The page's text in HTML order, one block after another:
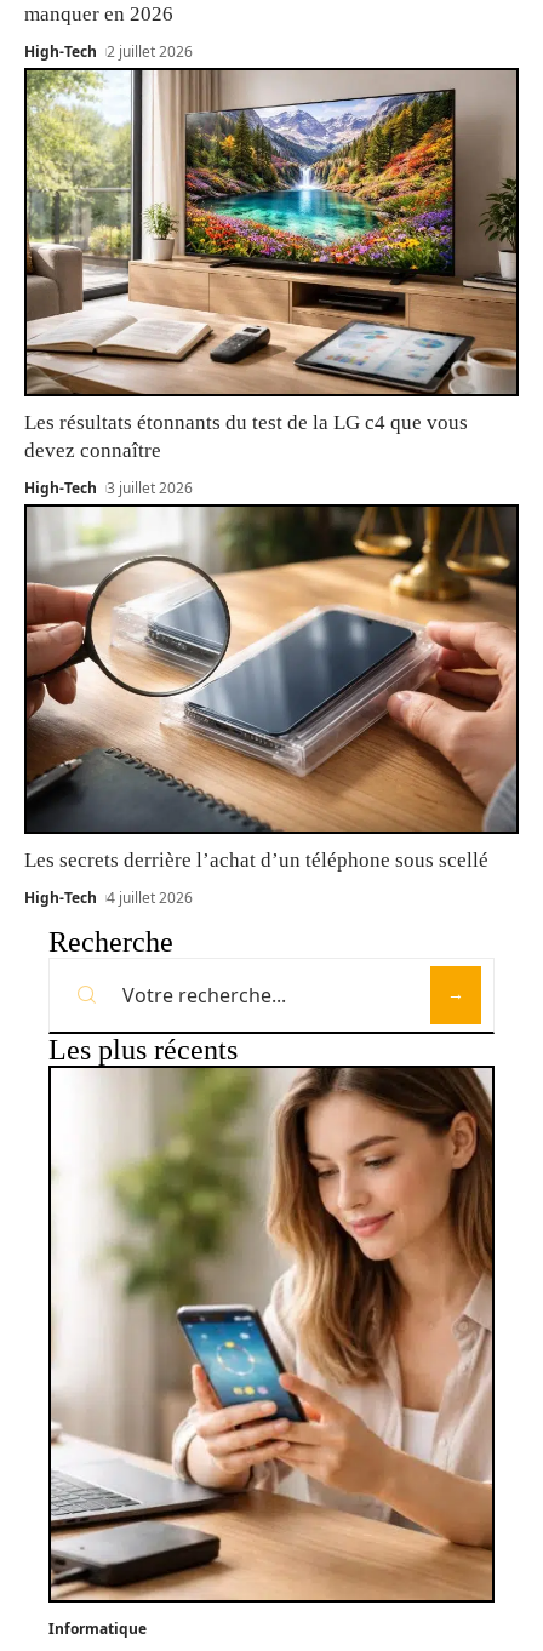
manquer en 2026
High-Tech 2 juillet 2026
Les résultats étonnants du test de la LG c4 que vous
devez connaître
High-Tech 3 juillet 2026
Les secrets derrière l’achat d’un téléphone sous scellé
High-Tech 4 juillet 2026
Recherche
Les plus récents
Informatique